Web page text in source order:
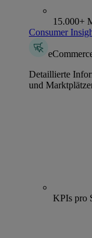
15.000+
Consumer
Detaillierte
und
KPIs pro